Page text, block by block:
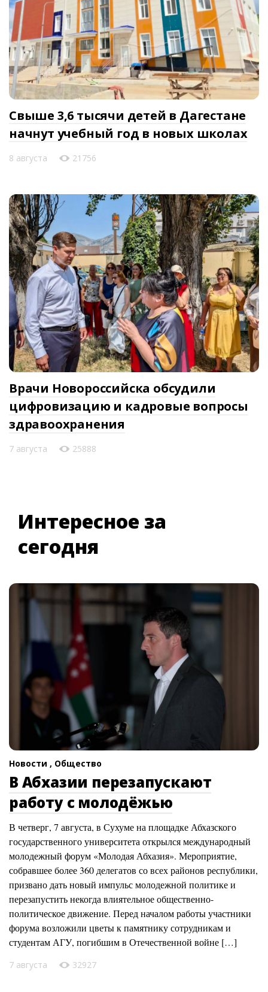
Свыше 3,6 тысячи детей в Дагестане
начнут учебный год в новых школах
8 августа 21756
Врачи Новороссийска обсудили
цифровизацию и кадровые вопросы
здравоохранения
7 августа 25888
Интересное за
сегодня
Новости , Общество
В Абхазии перезапускают
работу с молодёжью
В четверг, 7 августа, в Сухуме на площадке Абхазского
государственного университета открылся международный
молодежный форум «Молодая Абхазия». Мероприятие,
собравшее более 360 делегатов со всех районов республики,
призвано дать новый импульс молодежной политике и
перезапустить некогда влиятельное общественно-
политическое движение. Перед началом работы участники
форума возложили цветы к памятнику сотрудникам и
студентам АГУ, погибшим в Отечественной войне […]
7 августа 32927